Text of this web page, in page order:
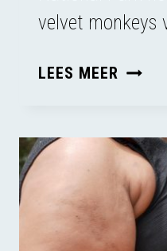
velvet monkeys
LEES MEER